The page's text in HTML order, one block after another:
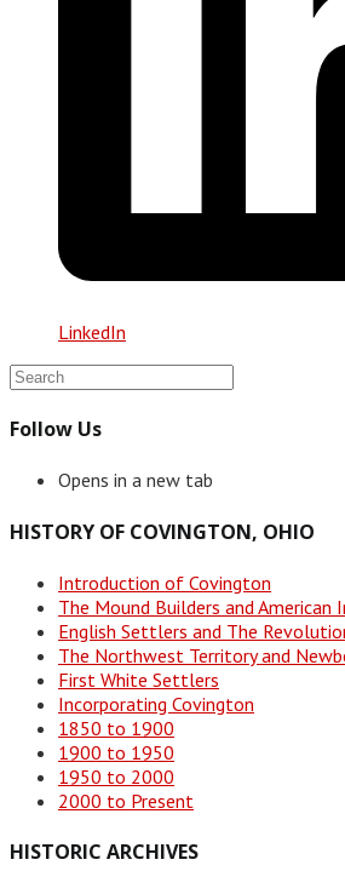
LinkedIn
Follow Us
Opens in a new tab
HISTORY OF COVINGTON, OHIO
Introduction of Covington
The Mound Builders and American
English Settlers and The
The Northwest Territory and
First White Settlers
Incorporating Covington
1850 to 1900
1900 to 1950
1950 to 2000
2000 to Present
HISTORIC ARCHIVES